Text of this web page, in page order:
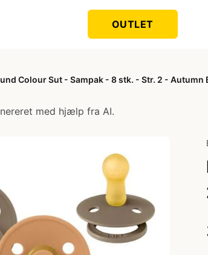
OUTLET
Colour Sut - Sampak - 8 stk. - Str. 2 - Autumn
med hjælp fra AI.